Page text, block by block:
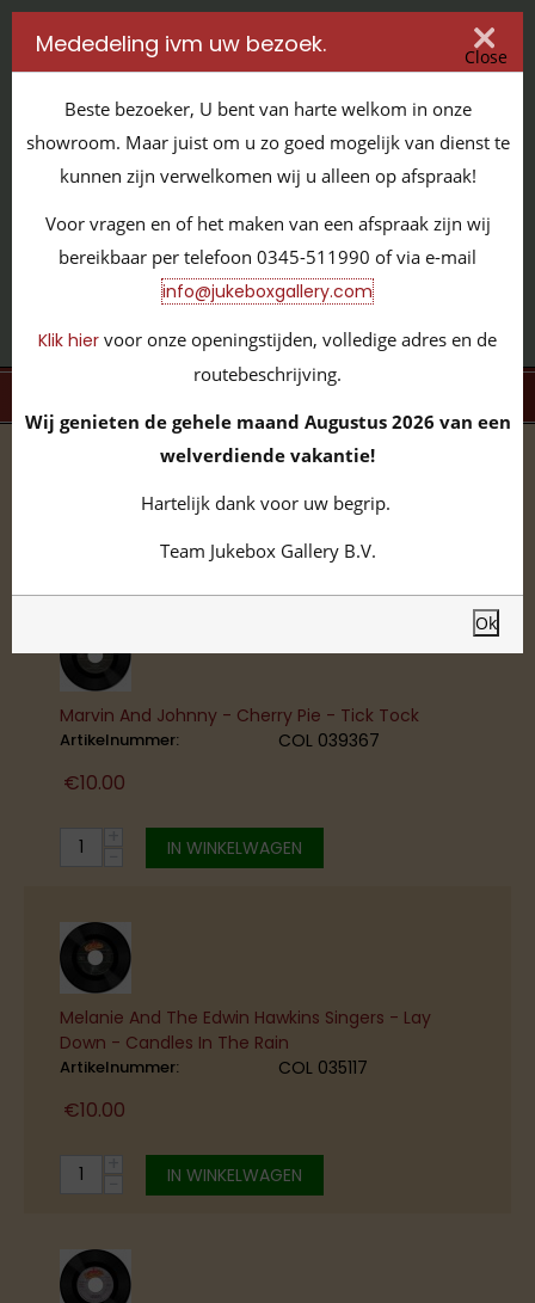
IT'S ALL ABOUT JUKEBOXES
GILDENSTRAAT 32 / 4143 HS LEERDAM / TEL:
0345 - 511990
INFO@JUKEBOXGALLERY.COM
volledige collectie / vinyl 45 toeren
Standard
Marvin And Johnny - Cherry Pie - Tick Tock
Artikelnummer: COL 039367
€10.00
IN WINKELWAGEN
Melanie And The Edwin Hawkins Singers - Lay
Down - Candles In The Rain
Artikelnummer: COL 035117
€10.00
+
− IN WINKELWAGEN
Mededeling ivm uw bezoek. Close
Beste bezoeker, U bent van harte welkom in onze
showroom. Maar juist om u zo goed mogelijk van dienst te
kunnen zijn verwelkomen wij u alleen op afspraak!
Voor vragen en of het maken van een afspraak zijn wij
bereikbaar per telefoon 0345-511990 of via e-mail
info@jukeboxgallery.com
Klik hier voor onze openingstijden, volledige adres en de
routebeschrijving.
Wij genieten de gehele maand Augustus 2026 van een
welverdiende vakantie!
Hartelijk dank voor uw begrip.
Team Jukebox Gallery B.V.
Ok